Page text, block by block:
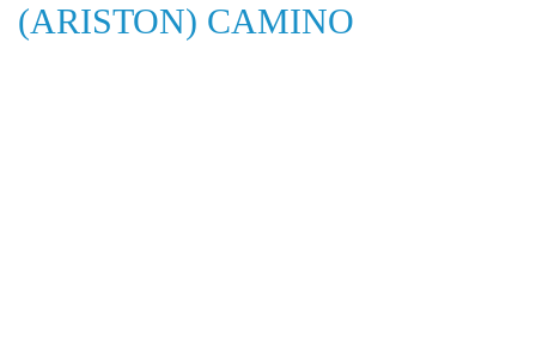
(ARISTON) CAMINO